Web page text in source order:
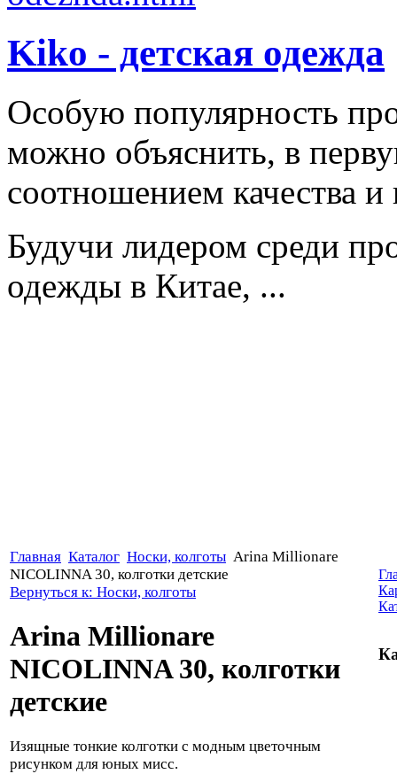
Kiko - детская одежда
Особую популярность
можно объяснить, в
соотношением качества
Будучи лидером среди
одежды в Китае, ...
Главная Каталог Носки, колготы Arina Millionare
NICOLINNA 30, колготки детские
Вернуться к: Носки, колготы
Arina Millionare
NICOLINNA 30, колготки
детские
Изящные тонкие колготки с модным цветочным
рисунком для юных мисс.